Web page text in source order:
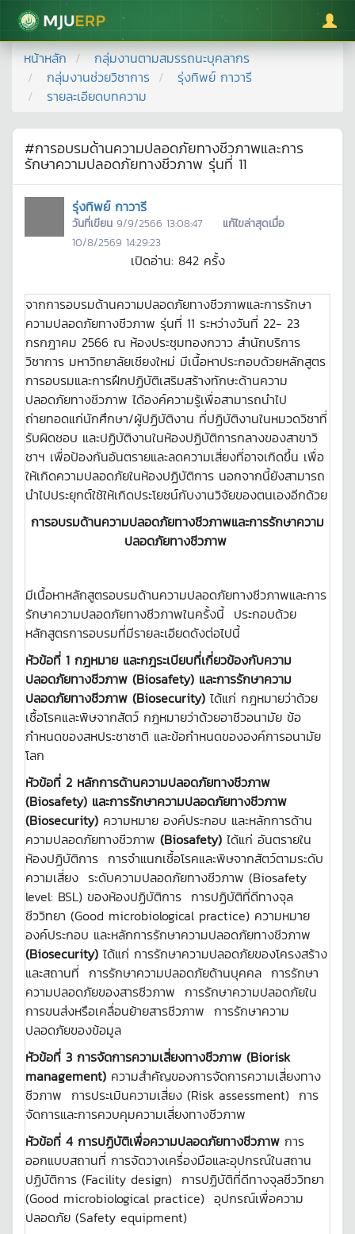
มหาวิทยาลัยแม่โจ้
หน้าหลัก
กลุ่มงานตามสมรรถนะบุคลากร
กลุ่มงานช่วยวิชาการ
รุ่งทิพย์ กาวารี
รายละเอียดบทความ
#การอบรมด้านความปลอดภัยทางชีวภาพและการ
รักษาความปลอดภัยทางชีวภาพ รุ่นที่ 11
รุ่งทิพย์ กาวารี
วันที่เขียน 9/9/2566 13:08:47
แก้ไขล่าสุดเมื่อ
10/8/2569 14:29:23
เปิดอ่าน: 842 ครั้ง
จากการอบรมด้านความปลอดภัยทางชีวภาพและการรักษา
ความปลอดภัยทางชีวภาพ รุ่นที่ 11 ระหว่างวันที่ 22- 23
กรกฎาคม 2566 ณ ห้องประชุมทองกวาว สำนักบริการ
วิชาการ มหาวิทยาลัยเชียงใหม่ มีเนื้อหาประกอบด้วยหลักสูตร
การอบรมและการฝึกปฏิบัติเสริมสร้างทักษะด้านความ
ปลอดภัยทางชีวภาพ ได้องค์ความรู้เพื่อสามารถนำไป
ถ่ายทอดแก่นักศึกษา/ผู้ปฏิบัติงาน ที่ปฏิบัติงานในหมวดวิชาที่
รับผิดชอบ และปฏิบัติงานในห้องปฏิบัติการกลางของสาขาวิ
ชาฯ เพื่อป้องกันอันตรายและลดความเสี่ยงที่อาจเกิดขึ้น เพื่อ
ให้เกิดความปลอดภัยในห้องปฏิบัติการ นอกจากนี้ยังสามารถ
นำไปประยุกต์ใช้ให้เกิดประโยชน์กับงานวิจัยของตนเองอีกด้วย
การอบรมด้านความปลอดภัยทางชีวภาพและการรักษาความ
ปลอดภัยทางชีวภาพ
มีเนื้อหาหลักสูตรอบรมด้านความปลอดภัยทางชีวภาพและการ
รักษาความปลอดภัยทางชีวภาพในครั้งนี้ ประกอบด้วย
หลักสูตรการอบรมที่มีรายละเอียดดังต่อไปนี้
หัวข้อที่ 1 กฎหมาย และกฎระเบียบที่เกี่ยวข้องกับความ
ปลอดภัยทางชีวภาพ (Biosafety) และการรักษาความ
ปลอดภัยทางชีวภาพ (Biosecurity) ได้แก่ กฎหมายว่าด้วย
เชื้อโรคและพิษจากสัตว์ กฎหมายว่าด้วยอาชีวอนามัย ข้อ
กำหนดของสหประชาชาติ และข้อกำหนดขององค์การอนามัย
โลก
หัวข้อที่ 2 หลักการด้านความปลอดภัยทางชีวภาพ
(Biosafety) และการรักษาความปลอดภัยทางชีวภาพ
(Biosecurity) ความหมาย องค์ประกอบ และหลักการด้าน
ความปลอดภัยทางชีวภาพ (Biosafety) ได้แก่ อันตรายใน
ห้องปฏิบัติการ การจำแนกเชื้อโรคและพิษจากสัตว์ตามระดับ
ความเสี่ยง ระดับความปลอดภัยทางชีวภาพ (Biosafety
level: BSL) ของห้องปฏิบัติการ การปฏิบัติที่ดีทางจุล
ชีววิทยา (Good microbiological practice) ความหมาย
องค์ประกอบ และหลักการรักษาความปลอดภัยทางชีวภาพ
(Biosecurity) ได้แก่ การรักษาความปลอดภัยของโครงสร้าง
และสถานที่ การรักษาความปลอดภัยด้านบุคคล การรักษา
ความปลอดภัยของสารชีวภาพ การรักษาความปลอดภัยใน
การขนส่งหรือเคลื่อนย้ายสารชีวภาพ การรักษาความ
ปลอดภัยของข้อมูล
หัวข้อที่ 3 การจัดการความเสี่ยงทางชีวภาพ (Biorisk
management) ความสำคัญของการจัดการความเสี่ยงทาง
ชีวภาพ การประเมินความเสี่ยง (Risk assessment) การ
จัดการและการควบคุมความเสี่ยงทางชีวภาพ
หัวข้อที่ 4 การปฏิบัติเพื่อความปลอดภัยทางชีวภาพ การ
ออกแบบสถานที่ การจัดวางเครื่องมือและอุปกรณ์ในสถาน
ปฏิบัติการ (Facility design) การปฏิบัติที่ดีทางจุลชีววิทยา
(Good microbiological practice) อุปกรณ์เพื่อความ
ปลอดภัย (Safety equipment)